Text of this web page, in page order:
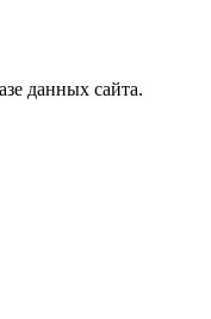
данных сайта.